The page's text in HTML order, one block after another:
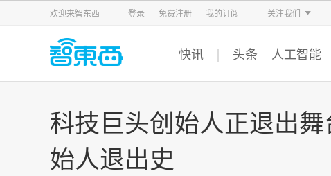
欢迎来智东西 登录 免费注册 我的订阅 关注我们
智东西 车东西 芯东西
快讯 头条 人工智能
科技巨头创始人正退出
始人退出史